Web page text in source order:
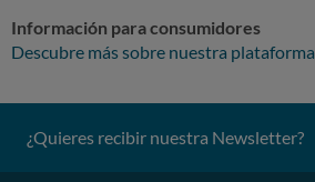
Información para consumidores
Descubre más sobre nuestra plataforma
¿Quieres recibir nuestra Newsletter?